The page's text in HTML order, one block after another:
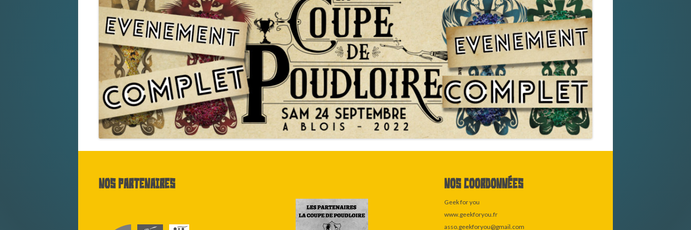
Nos partenaires Nos coordonnées
Geek for you
www.geekforyou.fr
asso.geekforyou@gmail.com